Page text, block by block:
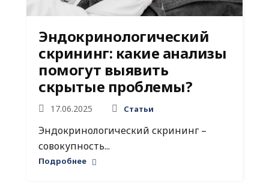
Эндокринологический
скрининг: какие анализы
помогут выявить
скрытые проблемы?
17.06.2025 Статьи
Эндокринологический скрининг –
совокупность...
Подробнее